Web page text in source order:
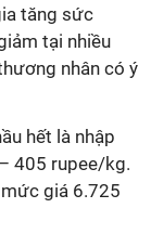
tăng sức
tại nhiều
nhân có ý
hết là nhập
405 rupee/kg.
giá 6.725